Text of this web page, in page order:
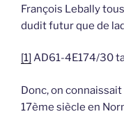
François Lebally
dudit futur que de
[1] AD61-4E174/30
Donc, on
17ème siècle en